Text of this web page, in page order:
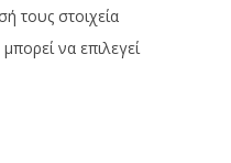
τους στοιχεία
να επιλεγεί